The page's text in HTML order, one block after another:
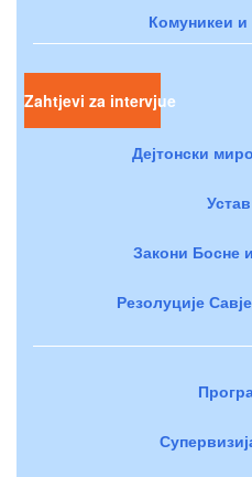
Комуникеи и
Zahtjevi za intervjue
Дејтонски
Закони Босне
Резолуције